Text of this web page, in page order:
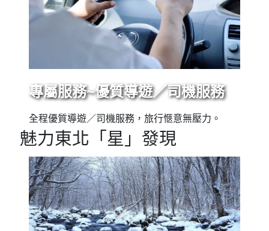
專屬服務~優質導遊／司機服務
全程優質導遊／司機服務，旅行愜意無壓力。
魅力東北「星」發現